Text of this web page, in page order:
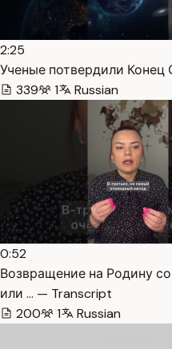
2:25
Ученые потвердили
339
1 Russian
0:52
Возвращение на Родину
или … — Transcript
200
1 Russian